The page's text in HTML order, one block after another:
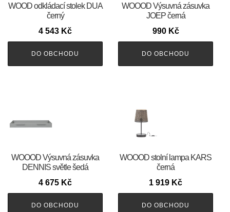
WOOD odkládací stolek DUA
černý
4 543 Kč
DO OBCHODU
WOOOD Výsuvná zásuvka
JOEP černá
990 Kč
DO OBCHODU
WOOOD Výsuvná zásuvka
DENNIS světle šedá
4 675 Kč
DO OBCHODU
WOOOD stolní lampa KARS
černá
1 919 Kč
DO OBCHODU